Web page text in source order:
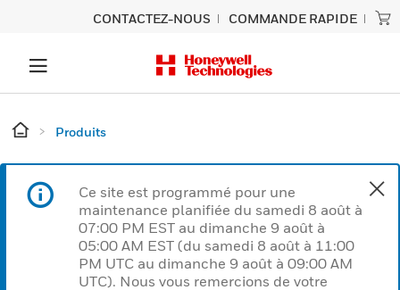
CONTACTEZ-NOUS COMMANDE RAPIDE
Produits
Ce site est programmé pour une
maintenance planifiée du samedi 8 août à
07:00 PM EST au dimanche 9 août à
05:00 AM EST (du samedi 8 août à 11:00
PM UTC au dimanche 9 août à 09:00 AM
UTC). Nous vous remercions de votre